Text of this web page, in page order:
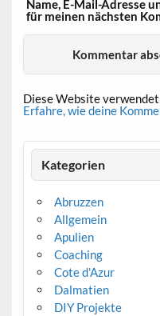
Name, E-Mail-Adresse
für meinen nächsten
Diese Website
Erfahre, wie deine
Kategorien
Abruzzen
Allgemein
Apulien
Coaching
Cote d'Azur
Dalmatien
DIY Projekte